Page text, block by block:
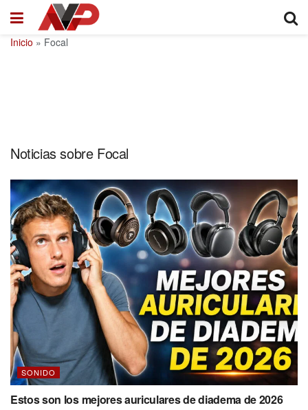
Inicio » Focal
Noticias sobre Focal
SONIDO
Estos son los mejores auriculares de diadema de 2026